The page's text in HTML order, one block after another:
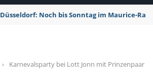
Düsseldorf: Noch bis Sonntag im Maurice-
›
Karnevalsparty bei Lott Jonn mit Prinzenpaar